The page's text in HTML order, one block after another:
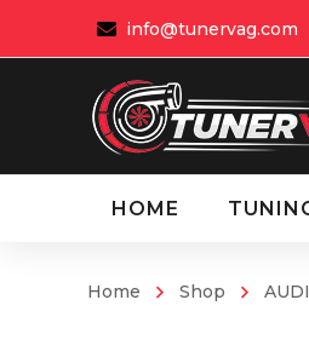
info@tunervag.com
HOME
Home Shop AUDI